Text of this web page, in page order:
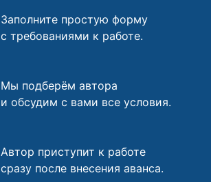
Заполните простую форму
с требованиями к работе.
Мы подберём автора
и обсудим с вами все условия.
Автор приступит к работе
сразу после внесения аванса.